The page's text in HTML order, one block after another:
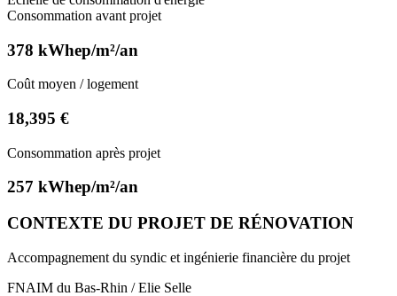
Consommation avant projet
378 kWhep/m²/an
Coût moyen / logement
18,395 €
Consommation après projet
257 kWhep/m²/an
CONTEXTE DU PROJET DE RÉNOVATION
Accompagnement du syndic et ingénierie financière du projet
FNAIM du Bas-Rhin / Elie Selle